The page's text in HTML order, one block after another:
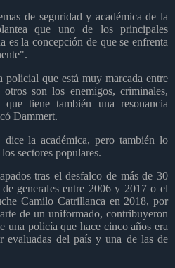
de seguridad y académica de la
que uno de los principales
es la concepción de que se enfrenta
policial que está muy marcada entre
son los enemigos, criminales,
tiene también una resonancia
Dammert.
dice la académica, pero también lo
sectores populares.
tras el desfalco de más de 30
generales entre 2006 y 2017 o el
Camilo Catrillanca en 2018, por
de un uniformado, contribuyeron
una policía que hace cinco años era
evaluadas del país y una de las de